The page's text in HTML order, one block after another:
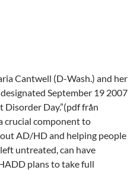
Cantwell (D-Wash.) and her
September 19 2007
Day.”(pdf från
crucial component to
AD/HD and helping people
untreated, can have
plans to take full